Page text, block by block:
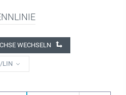
WECHSELN
LIN